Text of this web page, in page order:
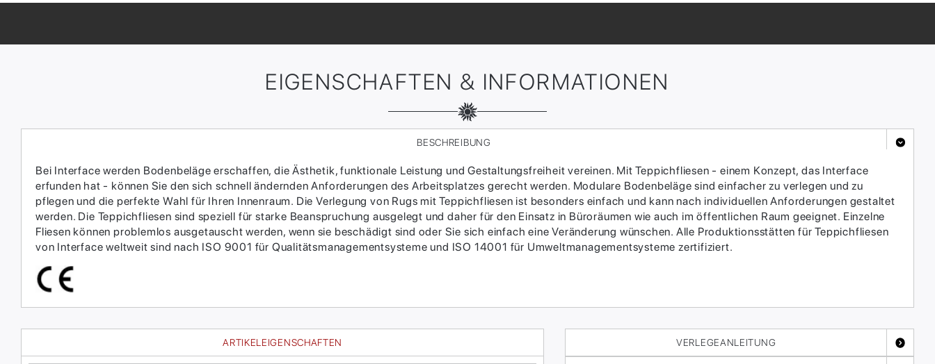
EIGENSCHAFTEN & INFORMATIONEN
ARTIKELEIGENSCHAFTEN
BESCHREIBUNG
Bei Interface werden Bodenbeläge erschaffen, die Ästhetik, funktionale Leistung und Gestaltungsfreiheit vereinen. Mit Teppichfliesen - einem Konzept, das Interface
erfunden hat - können Sie den sich schnell ändernden Anforderungen des Arbeitsplatzes gerecht werden. Modulare Bodenbeläge sind einfacher zu verlegen und zu
pflegen und die perfekte Wahl für Ihren Innenraum.​ Die Verlegung von Rugs mit Teppichfliesen ist besonders einfach und kann nach individuellen Anforderungen gestaltet
werden.​ Die Teppichfliesen sind speziell für starke Beanspruchung ausgelegt und daher für den Einsatz in Büroräumen wie auch im öffentlichen Raum geeignet. Einzelne
Fliesen können problemlos ausgetauscht werden, wenn sie beschädigt sind oder Sie sich einfach eine Veränderung wünschen. Alle Produktionsstätten für Teppichfliesen
von Interface weltweit sind nach ISO 9001 für Qualitätsmanagementsysteme und ISO 14001 für Umweltmanagementsysteme zertifiziert.
VERLEGEANLEITUNG